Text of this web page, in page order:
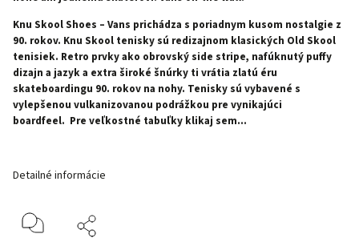
Knu Skool Shoes – Vans prichádza s poriadnym kusom nostalgie z
90. rokov. Knu Skool tenisky sú redizajnom klasických Old Skool
tenisiek. Retro prvky ako obrovský side stripe, nafúknutý puffy
dizajn a jazyk a extra široké šnúrky ti vrátia zlatú éru
skateboardingu 90. rokov na nohy. Tenisky sú vybavené s
vylepšenou vulkanizovanou podrážkou pre vynikajúci
boardfeel. Pre veľkostné tabuľky klikaj sem...
Detailné informácie